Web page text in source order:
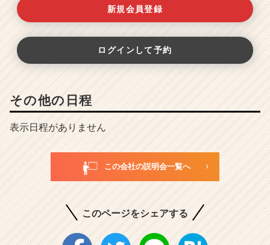
新規会員登録
ログインして予約
その他の日程
表示日程がありません
この会社の説明会一覧へ
このページをシェアする